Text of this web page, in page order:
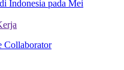
Indonesia pada Mei
Collaborator